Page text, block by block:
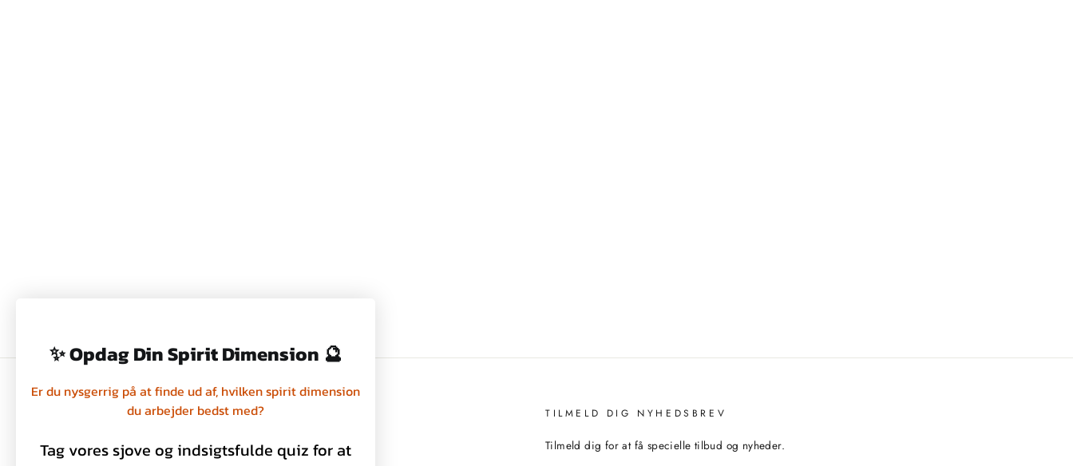
Privatlivspolitik
TILMELD DIG NYHEDSBREV
Tilmeld dig for at få specielle tilbud og nyheder.
✨ Opdag Din Spirit Dimension 🔮
Er du nysgerrig på at finde ud af, hvilken spirit dimension
du arbejder bedst med?
Tag vores sjove og indsigtsfulde quiz for at